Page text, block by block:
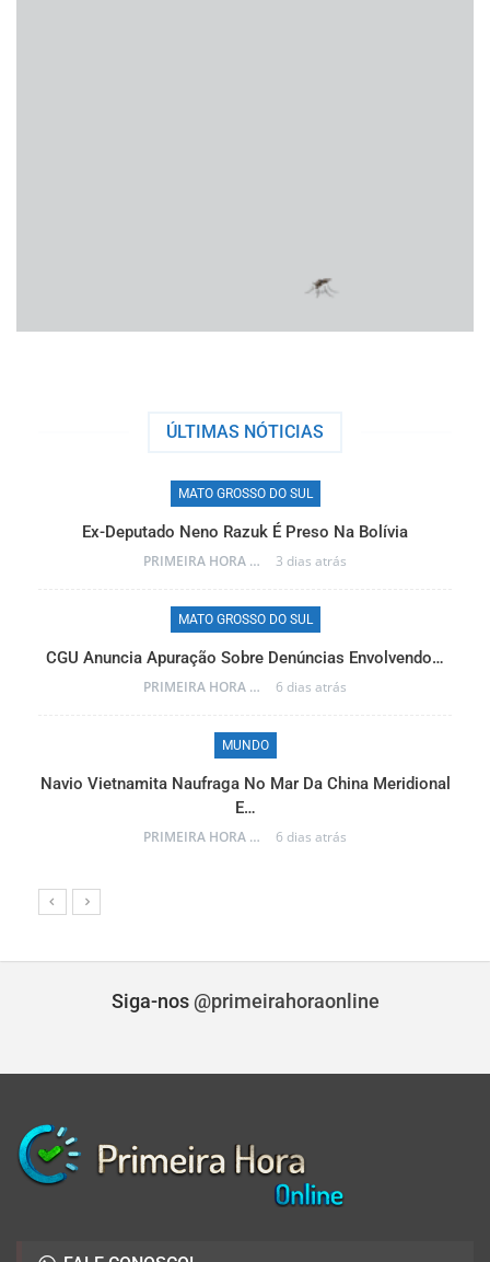
ÚLTIMAS NÓTICIAS
MATO GROSSO DO SUL
Ex-Deputado Neno Razuk É Preso Na Bolívia
PRIMEIRA HORA ONLINE 3 dias atrás
MATO GROSSO DO SUL
CGU Anuncia Apuração Sobre Denúncias Envolvendo…
PRIMEIRA HORA ONLINE 6 dias atrás
MUNDO
Navio Vietnamita Naufraga No Mar Da China Meridional
E…
PRIMEIRA HORA ONLINE 6 dias atrás
Siga-nos @primeirahoraonline